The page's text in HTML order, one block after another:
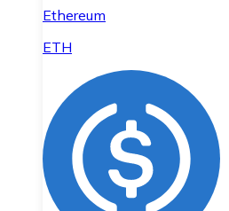
Ethereum
ETH